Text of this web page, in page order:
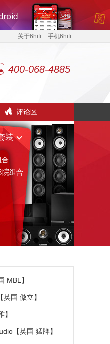
关于6hifi 手机6hifi
400-068-4885
评论区
装
合
院组合
MBL】
国 傲立】
【英国 猛牌】